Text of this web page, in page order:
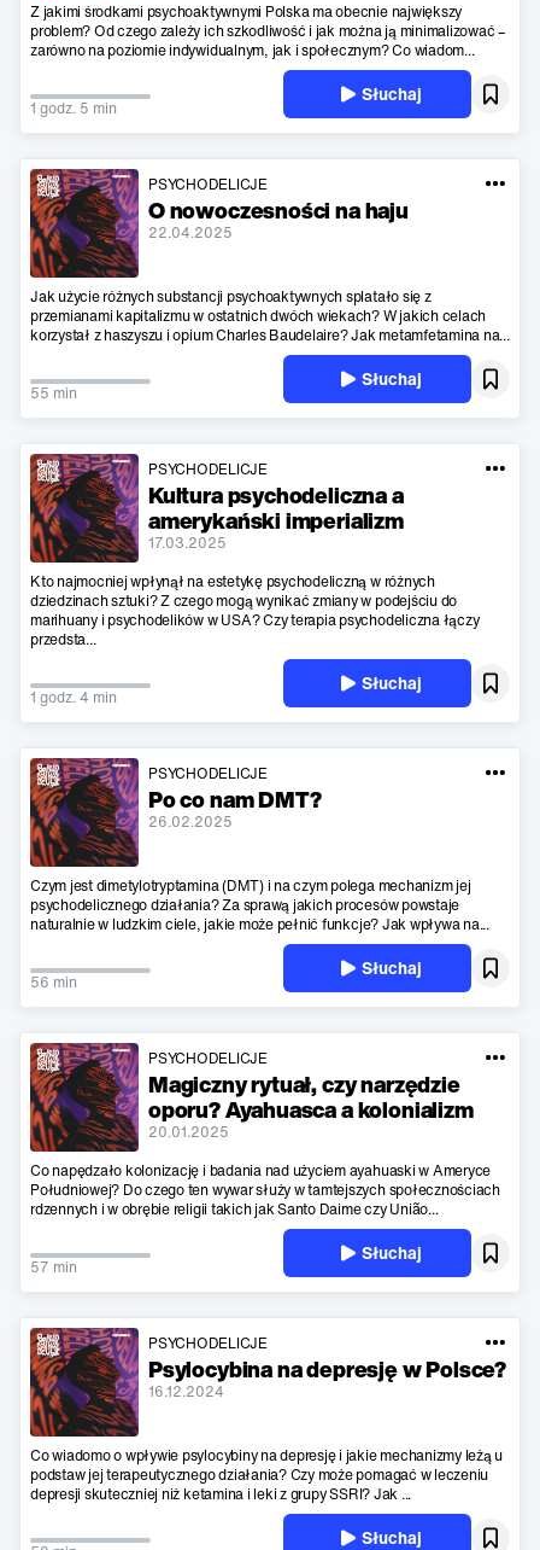
Z jakimi środkami psychoaktywnymi Polska ma obecnie największy
problem? Od czego zależy ich szkodliwość i jak można ją minimalizować –
zarówno na poziomie indywidualnym, jak i społecznym? Co wiadom...
1 godz. 5 min
Słuchaj
PSYCHODELICJE
O nowoczesności na haju
22.04.2025
Jak użycie różnych substancji psychoaktywnych splatało się z
przemianami kapitalizmu w ostatnich dwóch wiekach? W jakich celach
korzystał z haszyszu i opium Charles Baudelaire? Jak metamfetamina na...
55 min
Słuchaj
PSYCHODELICJE
Kultura psychodeliczna a
amerykański imperializm
17.03.2025
Kto najmocniej wpłynął na estetykę psychodeliczną w różnych
dziedzinach sztuki? Z czego mogą wynikać zmiany w podejściu do
marihuany i psychodelików w USA? Czy terapia psychodeliczna łączy
przedsta...
1 godz. 4 min
Słuchaj
PSYCHODELICJE
Po co nam DMT?
26.02.2025
Czym jest dimetylotryptamina (DMT) i na czym polega mechanizm jej
psychodelicznego działania? Za sprawą jakich procesów powstaje
naturalnie w ludzkim ciele, jakie może pełnić funkcje? Jak wpływa na...
56 min
Słuchaj
PSYCHODELICJE
Magiczny rytuał, czy narzędzie
oporu? Ayahuasca a kolonializm
20.01.2025
Co napędzało kolonizację i badania nad użyciem ayahuaski w Ameryce
Południowej? Do czego ten wywar służy w tamtejszych społecznościach
rdzennych i w obrębie religii takich jak Santo Daime czy União...
57 min
Słuchaj
PSYCHODELICJE
Psylocybina na depresję w Polsce?
16.12.2024
Co wiadomo o wpływie psylocybiny na depresję i jakie mechanizmy leżą u
podstaw jej terapeutycznego działania? Czy może pomagać w leczeniu
depresji skuteczniej niż ketamina i leki z grupy SSRI? Jak ...
Słuchaj